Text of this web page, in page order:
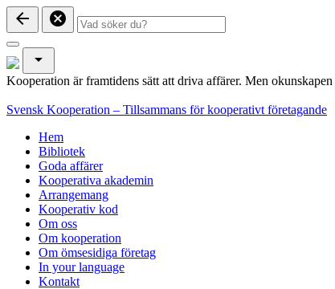
arrow_back cancel
arrow_drop_down
Kooperation är framtidens sätt att driva affärer. Men
Svensk Kooperation – Tillsammans för kooperativt företagande
Hem
Bibliotek
Goda affärer
Kooperativa akademin
Arrangemang
Kooperativ kod
Om oss
Om kooperation
Om ömsesidiga företag
In your language
Kontakt